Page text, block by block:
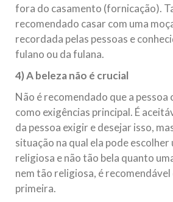
fora do casamento (fornicação).
recomendado casar com uma
recordada pelas pessoas e
fulano ou da fulana.
4) A beleza não é crucial
Não é recomendado que a pessoa
como exigências principal. É
da pessoa exigir e desejar isso,
situação na qual ela pode escolher
religiosa e não tão bela quanto
nem tão religiosa, é recomendável
primeira.